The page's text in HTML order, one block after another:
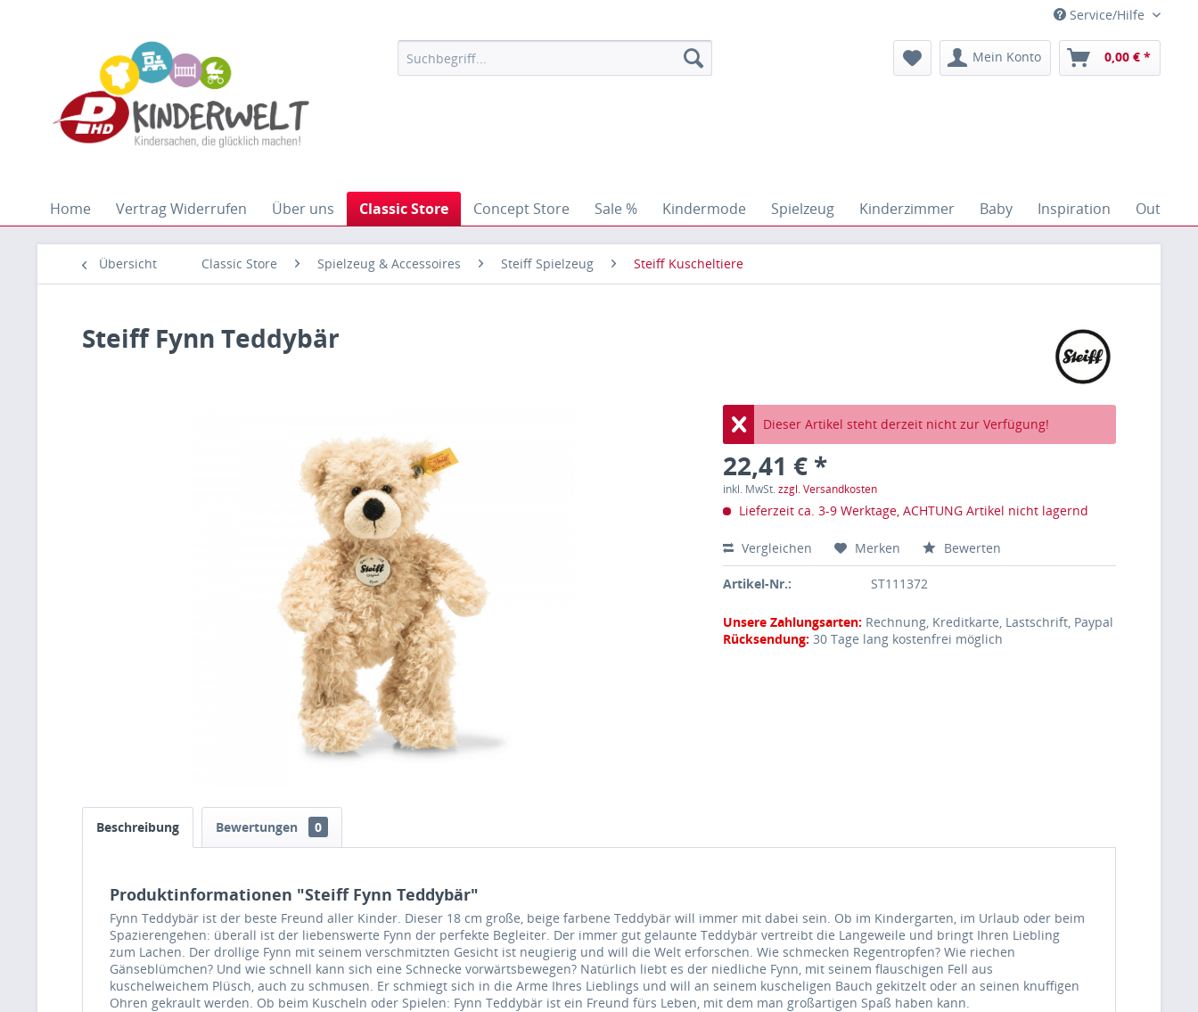
Service/Hilfe
Mein Konto 0,00 € *
Home Vertrag Widerrufen Über uns Classic Store Concept Store Sale % Kindermode Spielzeug Kinderzimmer Baby Inspiration Outdoor
Übersicht Classic Store Spielzeug & Accessoires Steiff Spielzeug Steiff Kuscheltiere
Steiff Fynn Teddybär
Dieser Artikel steht derzeit nicht zur Verfügung!
22,41 € *
inkl. MwSt.zzgl. Versandkosten
Lieferzeit ca. 3-9 Werktage, ACHTUNG Artikel nicht lagernd
Vergleichen Merken Bewerten
Artikel-Nr.: ST111372
Unsere Zahlungsarten: Rechnung, Kreditkarte, Lastschrift, Paypal
Rücksendung:30 Tage lang kostenfrei möglich
Beschreibung Bewertungen 0
Produktinformationen "Steiff Fynn Teddybär"
Fynn Teddybär ist der beste Freund aller Kinder. Dieser 18 cm große, beige farbene Teddybär will immer mit dabei sein. Ob im Kindergarten, im Urlaub oder beim
Spazierengehen: überall ist der liebenswerte Fynn der perfekte Begleiter. Der immer gut gelaunte Teddybär vertreibt die Langeweile und bringt Ihren Liebling
zum Lachen. Der drollige Fynn mit seinem verschmitzten Gesicht ist neugierig und will die Welt erforschen. Wie schmecken Regentropfen? Wie riechen
Gänseblümchen? Und wie schnell kann sich eine Schnecke vorwärtsbewegen? Natürlich liebt es der niedliche Fynn, mit seinem flauschigen Fell aus
kuschelweichem Plüsch, auch zu schmusen. Er schmiegt sich in die Arme Ihres Lieblings und will an seinem kuscheligen Bauch gekitzelt oder an seinen knuffigen
Ohren gekrault werden. Ob beim Kuscheln oder Spielen: Fynn Teddybär ist ein Freund fürs Leben, mit dem man großartigen Spaß haben kann.